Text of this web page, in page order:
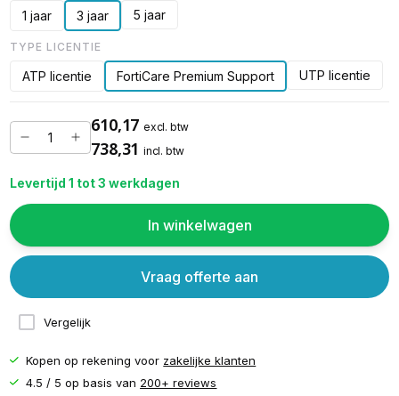
1 jaar 3 jaar 5 jaar
TYPE LICENTIE
ATP licentie FortiCare Premium Support UTP licentie
610,17 excl. btw
738,31 incl. btw
Levertijd 1 tot 3 werkdagen
In winkelwagen
Vergelijk
Vraag offerte aan
Kopen op rekening voor zakelijke klanten
4.5 / 5 op basis van 200+ reviews